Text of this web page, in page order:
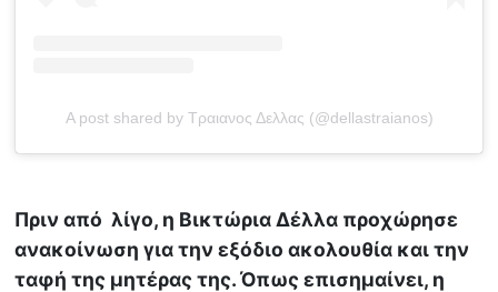
A post shared by Τραιανος Δελλας (@dellastraianos)
Πριν από λίγο, η Βικτώρια Δέλλα προχώρησε
ανακοίνωση για την εξόδιο ακολουθία και την
ταφή της μητέρας της. Όπως επισημαίνει, η